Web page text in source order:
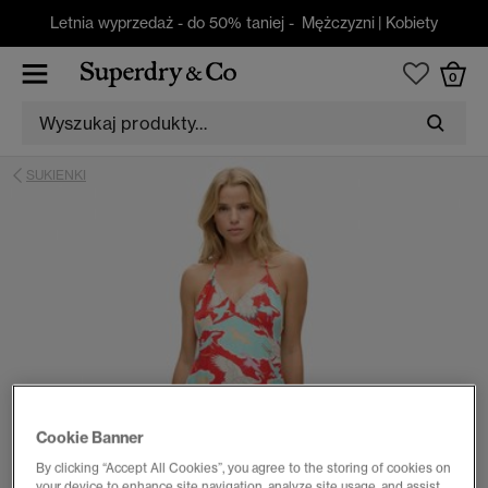
Letnia wyprzedaż - do 50% taniej - Mężczyzni | Kobiety
0
SUKIENKI
Cookie Banner
By clicking “Accept All Cookies”, you agree to the storing of cookies on